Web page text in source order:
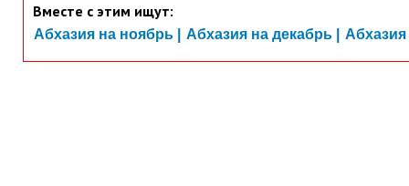
Вместе с этим ищут:
Абхазия на ноябрь | Абхазия на декабрь |